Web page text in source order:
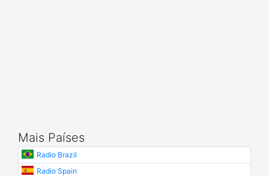
Mais Países
Radio Brazil
Radio Spain